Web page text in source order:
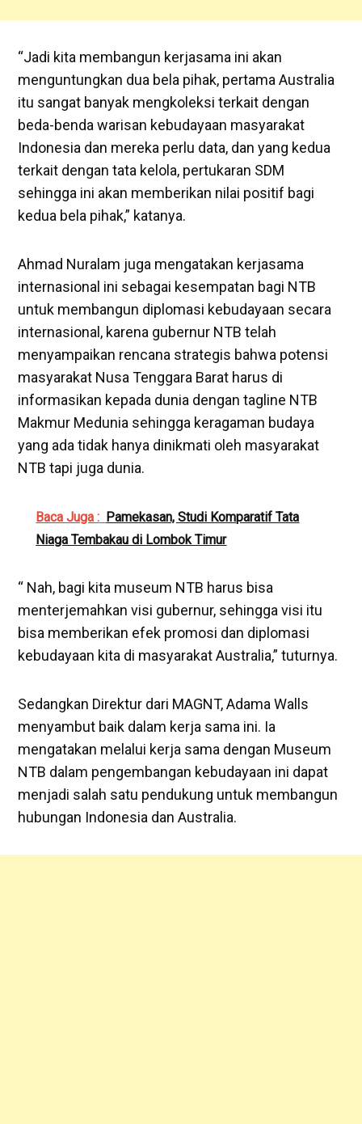
“Jadi kita membangun kerjasama ini akan
menguntungkan dua bela pihak, pertama Australia
itu sangat banyak mengkoleksi terkait dengan
beda-benda warisan kebudayaan masyarakat
Indonesia dan mereka perlu data, dan yang kedua
terkait dengan tata kelola, pertukaran SDM
sehingga ini akan memberikan nilai positif bagi
kedua bela pihak,” katanya.
Ahmad Nuralam juga mengatakan kerjasama
internasional ini sebagai kesempatan bagi NTB
untuk membangun diplomasi kebudayaan secara
internasional, karena gubernur NTB telah
menyampaikan rencana strategis bahwa potensi
masyarakat Nusa Tenggara Barat harus di
informasikan kepada dunia dengan tagline NTB
Makmur Medunia sehingga keragaman budaya
yang ada tidak hanya dinikmati oleh masyarakat
NTB tapi juga dunia.
Baca Juga : Pamekasan, Studi Komparatif Tata
Niaga Tembakau di Lombok Timur
“ Nah, bagi kita museum NTB harus bisa
menterjemahkan visi gubernur, sehingga visi itu
bisa memberikan efek promosi dan diplomasi
kebudayaan kita di masyarakat Australia,” tuturnya.
Sedangkan Direktur dari MAGNT, Adama Walls
menyambut baik dalam kerja sama ini. Ia
mengatakan melalui kerja sama dengan Museum
NTB dalam pengembangan kebudayaan ini dapat
menjadi salah satu pendukung untuk membangun
hubungan Indonesia dan Australia.